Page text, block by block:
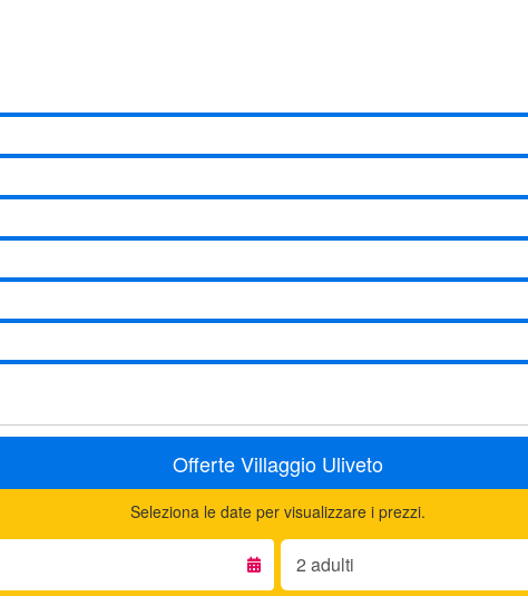
Offerte Villaggio Uliveto
Seleziona le date per visualizzare i prezzi.
Adulti: